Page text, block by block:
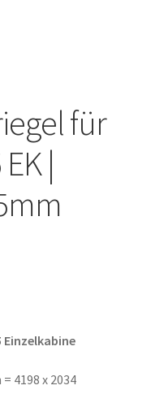
für
|
4198 x 2034